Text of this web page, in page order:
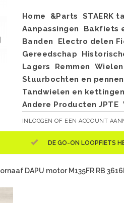
Home &Parts STAERK
Aanpassingen
Bakfiets
Banden
Electro delen
Gereedschap
Lagers
Remmen
Stuurbochten en pennen
Tandwielen en kettingen
Andere Producten JPTE
INLOGGEN OF EEN ACCOUNT
DE GO-ON LOOPFIETS
DAPU motor M135FR RB